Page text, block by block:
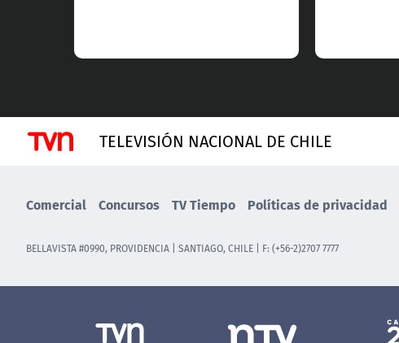
TELEVISIÓN NACIONAL DE CHILE
Comercial Concursos TV Tiempo Políticas de privacidad
BELLAVISTA #0990, PROVIDENCIA | SANTIAGO, CHILE | F: (+56-2)2707 7777